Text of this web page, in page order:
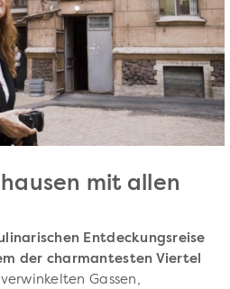
mit allen
Entdeckungsreise
der charmantesten Viertel
Gassen,